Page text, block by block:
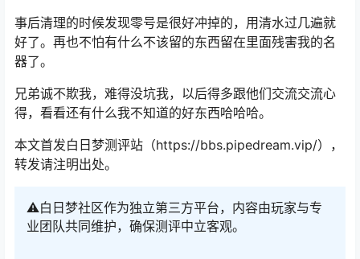
事后清理的时候发现零号是很好冲掉的，用清水过几遍就
好了。再也不怕有什么不该留的东西留在里面残害我的名
器了。
兄弟诚不欺我，难得没坑我，以后得多跟他们交流交流心
得，看看还有什么我不知道的好东西哈哈哈。
本文首发白日梦测评站（https://bbs.pipedream.vip/），
转发请注明出处。
⚠️白日梦社区作为独立第三方平台，内容由玩家与专
业团队共同维护，确保测评中立客观。